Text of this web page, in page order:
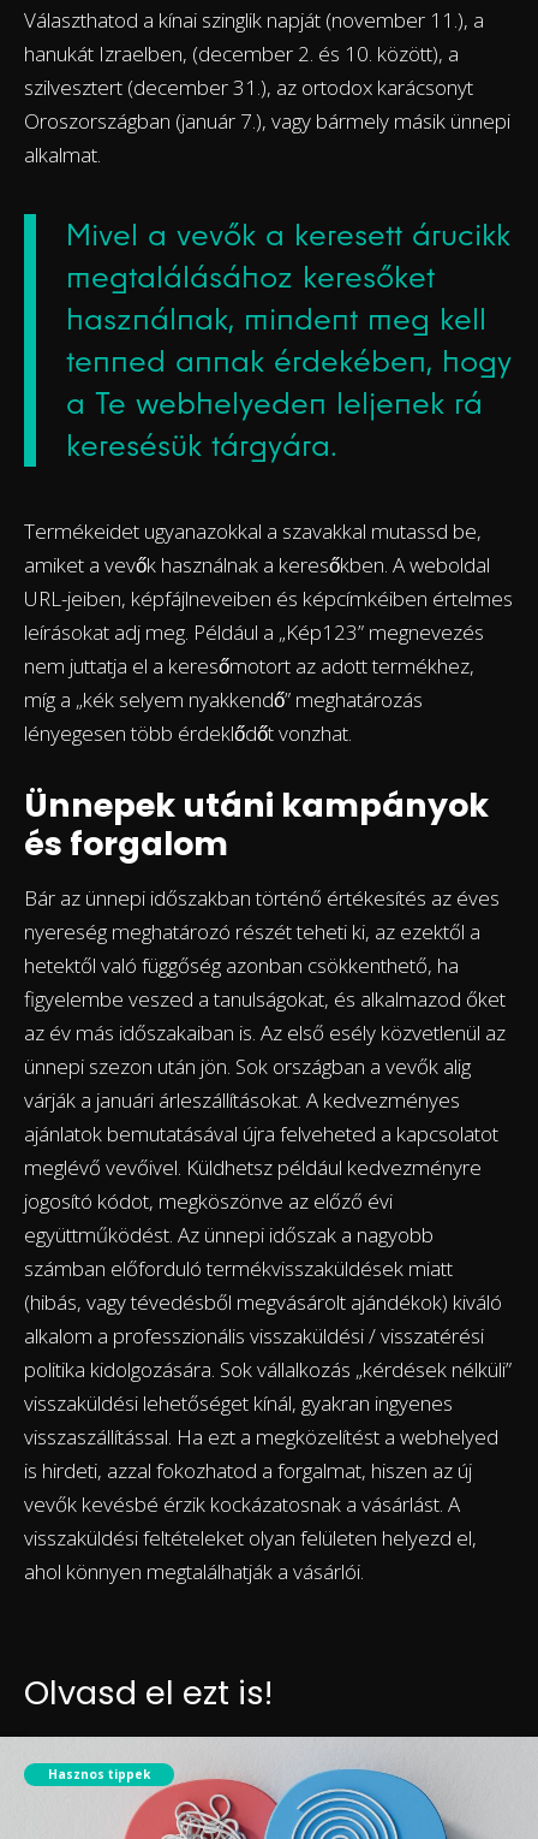
Választhatod a kínai szinglik napját (november 11.), a
hanukát Izraelben, (december 2. és 10. között), a
szilvesztert (december 31.), az ortodox karácsonyt
Oroszországban (január 7.), vagy bármely másik ünnepi
alkalmat.
Mivel a vevők a keresett árucikk
megtalálásához keresőket
használnak, mindent meg kell
tenned annak érdekében, hogy
a Te webhelyeden leljenek rá
keresésük tárgyára.
Termékeidet ugyanazokkal a szavakkal mutassd be,
amiket a vevők használnak a keresőkben. A weboldal
URL-jeiben, képfájlneveiben és képcímkéiben értelmes
leírásokat adj meg. Például a „Kép123” megnevezés
nem juttatja el a keresőmotort az adott termékhez,
míg a „kék selyem nyakkendő” meghatározás
lényegesen több érdeklődőt vonzhat.
Ünnepek utáni kampányok
és forgalom
Bár az ünnepi időszakban történő értékesítés az éves
nyereség meghatározó részét teheti ki, az ezektől a
hetektől való függőség azonban csökkenthető, ha
figyelembe veszed a tanulságokat, és alkalmazod őket
az év más időszakaiban is. Az első esély közvetlenül az
ünnepi szezon után jön. Sok országban a vevők alig
várják a januári árleszállításokat. A kedvezményes
ajánlatok bemutatásával újra felveheted a kapcsolatot
meglévő vevőivel. Küldhetsz például kedvezményre
jogosító kódot, megköszönve az előző évi
együttműködést. Az ünnepi időszak a nagyobb
számban előforduló termékvisszaküldések miatt
(hibás, vagy tévedésből megvásárolt ajándékok) kiváló
alkalom a professzionális visszaküldési / visszatérési
politika kidolgozására. Sok vállalkozás „kérdések nélküli”
visszaküldési lehetőséget kínál, gyakran ingyenes
visszaszállítással. Ha ezt a megközelítést a webhelyed
is hirdeti, azzal fokozhatod a forgalmat, hiszen az új
vevők kevésbé érzik kockázatosnak a vásárlást. A
visszaküldési feltételeket olyan felületen helyezd el,
ahol könnyen megtalálhatják a vásárlói.
Olvasd el ezt is!
Hasznos tippek